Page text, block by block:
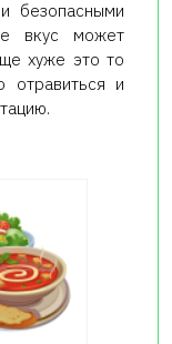
безопасными
вкус может
хуже это то
и